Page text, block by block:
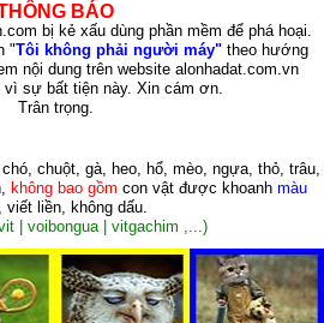
BÁO
bị kẻ xấu dùng phần mềm để phá hoại.
"Tôi không phải người máy"theo hướng
nội dung trên website alonhadat.com.vn
vì sự bất tiện này. Xin cám ơn.
Trân trọng.
chuột, gà, heo, hổ, mèo, ngựa, thỏ, trâu,
không bao gồm con vật được khoanh màu
viết liền, không dấu.
| voibongua | vitgachim ,...)